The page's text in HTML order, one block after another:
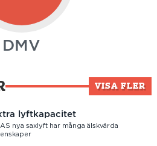
DMV
VISA FLER
lyftkapacitet
nya saxlyft har många älskvärda